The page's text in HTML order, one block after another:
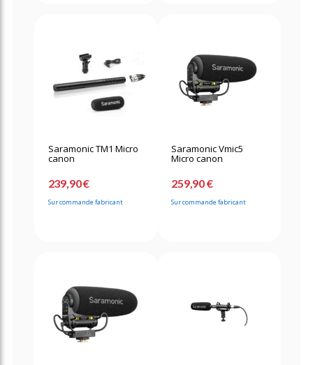
Saramonic TM1 Micro
canon
239,90 €
Sur commande fabricant
Saramonic Vmic5
Micro canon
259,90 €
Sur commande fabricant